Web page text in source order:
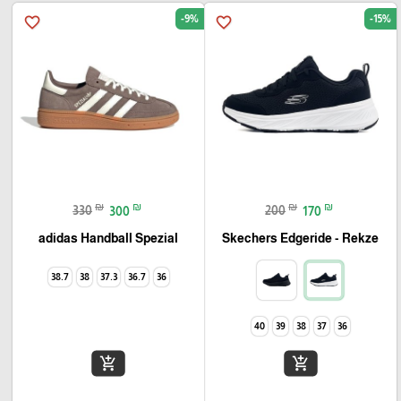
favorite_border -15%
200 ₪ 170 ₪
Skechers Edgeride - Rekze‏
36
37
38
39
40
add_shopping_cart
favorite_border -9%
330 ₪ 300 ₪
adidas Handball Spezial
36
36.7
37.3
38
38.7
add_shopping_cart